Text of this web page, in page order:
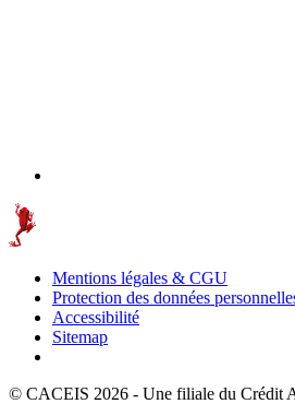
Mentions légales & CGU
Protection des données
Accessibilité
Sitemap
© CACEIS 2026 - Une filiale du Crédit